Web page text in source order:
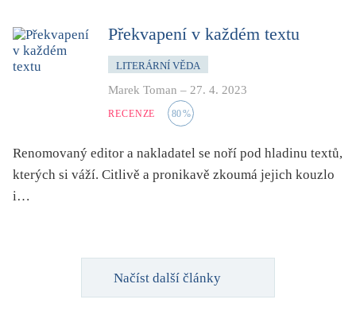
Překvapení v každém textu
LITERÁRNÍ VĚDA
Marek Toman – 27. 4. 2023
RECENZE 80%
Renomovaný editor a nakladatel se noří pod hladinu textů,
kterých si váží. Citlivě a pronikavě zkoumá jejich kouzlo
i…
Načíst další články